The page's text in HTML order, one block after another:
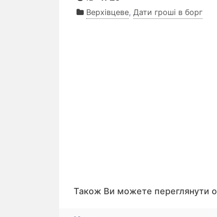
Верхівцеве, Дати гроші в борг
Також Ви можете переглянути